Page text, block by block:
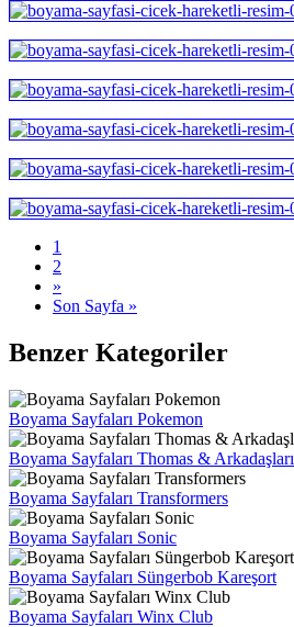
1
2
»
Son Sayfa »
Benzer Kategoriler
Boyama Sayfaları Pokemon
Boyama Sayfaları Thomas & Arkadaşları
Boyama Sayfaları Transformers
Boyama Sayfaları Sonic
Boyama Sayfaları Süngerbob Kareşort
Boyama Sayfaları Winx Club